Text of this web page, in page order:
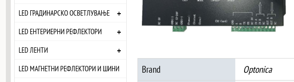
LED ГРАДИНАРСКО ОСВЕТЛУВАЊЕ
+
LED ЕНТЕРИЕРНИ РЕФЛЕКТОРИ +
LED ЛЕНТИ +
LED МАГНЕТНИ РЕФЛЕКТОРИ И ШИНИ
Brand
Optonica